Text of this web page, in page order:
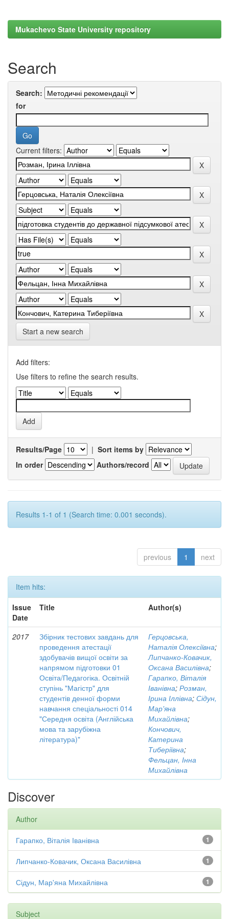
Mukachevo State University repository
Search
Search:
for
Current filters:
Start a new search
Add filters:
Use filters to refine the search results.
Results/Page | Sort items by
In order
Authors/record
Results 1-1 of 1 (Search time: 0.001 seconds).
previous 1 next
Item hits:
Issue
Date
Title Author(s)
2017
Збірник тестових завдань для
проведення атестації
здобувачів вищої освіти за
напрямом підготовки 01
Освіта/Педагогіка. Освітній
ступінь "Магістр" для
студентів денної форми
навчання спеціальності 014
"Середня освіта (Англійська
мова та зарубіжна
література)"
Герцовська,
Наталія Олексіївна;
Липчанко-Ковачик,
Оксана Василівна;
Гарапко, Віталія
Іванівна; Розман,
Ірина Іллівна; Сідун,
Мар'яна
Михайлівна;
Кончович,
Катерина
Тиберіївна;
Фельцан, Інна
Михайлівна
Discover
Author
1
Гарапко, Віталія Іванівна
1
Липчанко-Ковачик, Оксана Василівна
1
Сідун, Мар'яна Михайлівна
Subject